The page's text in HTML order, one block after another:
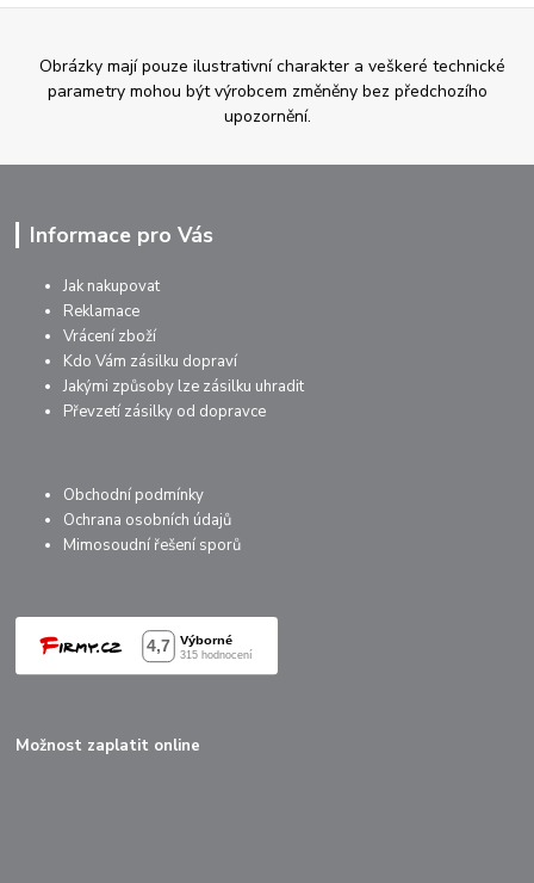
Obrázky mají pouze ilustrativní charakter a veškeré technické
parametry mohou být výrobcem změněny bez předchozího
upozornění.
Informace pro Vás
Jak nakupovat
Reklamace
Vrácení zboží
Kdo Vám zásilku dopraví
Jakými způsoby lze zásilku uhradit
Převzetí zásilky od dopravce
Obchodní podmínky
Ochrana osobních údajů
Mimosoudní řešení sporů
Možnost zaplatit online